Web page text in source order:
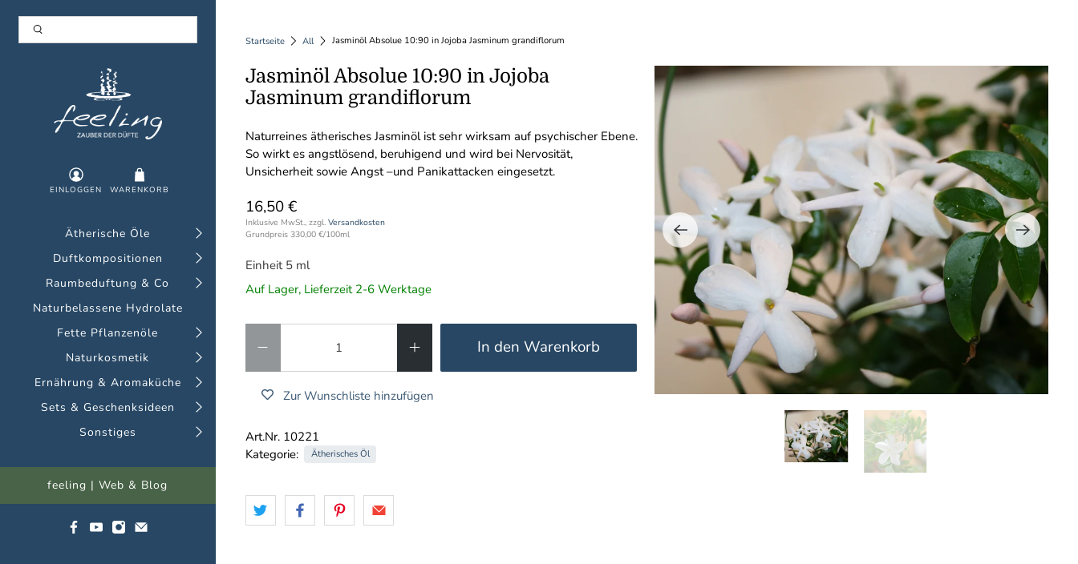
EINLOGGEN WARENKORB
Ätherische Öle
Duftkompositionen
Raumbeduftung & Co
Naturbelassene Hydrolate
Fette Pflanzenöle
Naturkosmetik
Ernährung & Aromaküche
Sets & Geschenksideen
Sonstiges
feeling | Web & Blog
Startseite All Jasminöl Absolue 10:90 in Jojoba Jasminum grandiflorum
Jasminöl Absolue 10:90 in Jojoba
Jasminum grandiflorum
Naturreines ätherisches Jasminöl ist sehr wirksam auf psychischer Ebene.
So wirkt es angstlösend, beruhigend und wird bei Nervosität,
Unsicherheit sowie Angst –und Panikattacken eingesetzt.
16,50 €
Inklusive MwSt., zzgl. Versandkosten
Grundpreis 330,00 €/100ml
Einheit 5 ml
Auf Lager, Lieferzeit 2-6 Werktage
In den Warenkorb
Zur Wunschliste hinzufügen
Art.Nr. 10221
Kategorie:
Ätherisches Öl